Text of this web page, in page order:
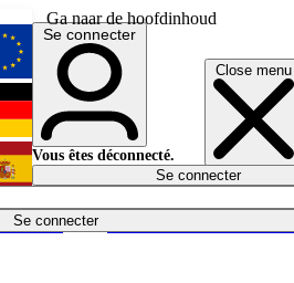
Ga naar de hoofdinhoud
Close menu
Se connecter
Économie
English
Deutsch
Español
Se connecter
Vous êtes déconnecté.
Se connecter